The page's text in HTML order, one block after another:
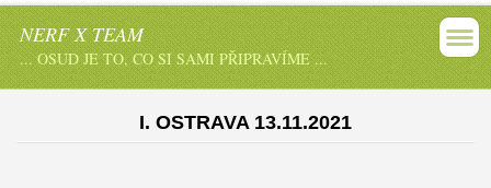
NERF X TEAM
... OSUD JE TO, CO SI SAMI PŘIPRAVÍME ...
I. OSTRAVA 13.11.2021